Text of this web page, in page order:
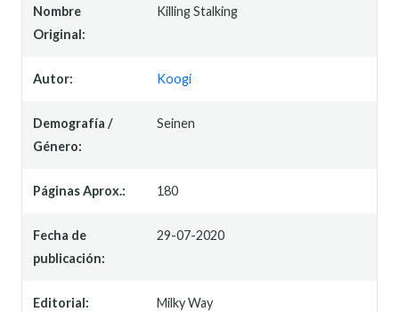
Nombre
Original:
Killing Stalking
Autor: Koogi
Demografía /
Género:
Seinen
Páginas Aprox.: 180
Fecha de
publicación:
29-07-2020
Editorial: Milky Way